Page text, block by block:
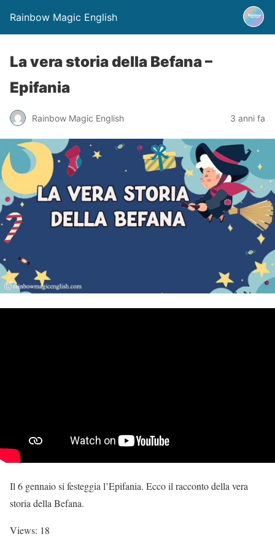
Rainbow Magic English
La vera storia della Befana –
Epifania
Rainbow Magic English 3 anni fa
Il 6 gennaio si festeggia l’Epifania. Ecco il racconto della vera
storia della Befana.
Views: 18